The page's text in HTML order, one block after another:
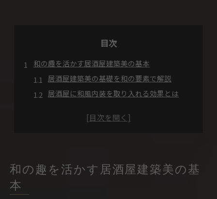
目次
和の趣を活かす居酒屋建築美の基本
居酒屋建築美の基礎を和の要素で解説
居酒屋に和風内装を取り入れる効果とは
居酒屋空間に欠かせない和風デザインの魅力
居酒屋建築美に効くレトロ内装の工夫
和の趣を活かす居酒屋建築美の基
本